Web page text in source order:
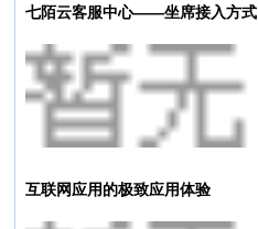
七陌云客服中心——坐席接入方式
互联网应用的极致应用体验